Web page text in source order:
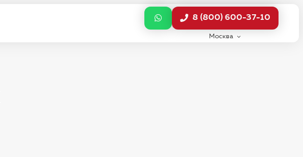
8 (800) 600-37-10
Москва